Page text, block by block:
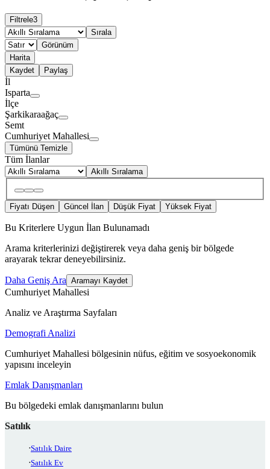
Filtrele3
Sırala
Görünüm
Harita
Kaydet
Paylaş
İl
Isparta
İlçe
Şarkikaraağaç
Semt
Cumhuriyet Mahallesi
Tümünü Temizle
Tüm İlanlar
Akıllı Sıralama
Fiyatı Düşen Güncel İlan Düşük Fiyat Yüksek Fiyat
Bu Kriterlere Uygun İlan Bulunamadı
Arama kriterlerinizi değiştirerek veya daha geniş bir bölgede
arayarak tekrar deneyebilirsiniz.
Daha Geniş Ara Aramayı Kaydet
Cumhuriyet Mahallesi
Analiz ve Araştırma Sayfaları
Demografi Analizi
Cumhuriyet Mahallesi bölgesinin nüfus, eğitim ve sosyoekonomik
yapısını inceleyin
Emlak Danışmanları
Bu bölgedeki emlak danışmanlarını bulun
Satılık
Satılık Daire
Satılık Ev